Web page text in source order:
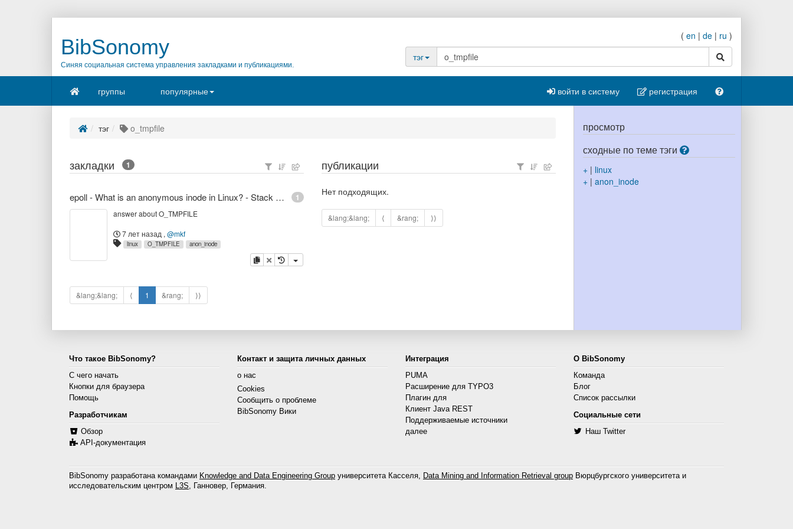
BibSonomy
Синяя социальная система управления закладками и публикациями.
( en | de | ru )
тэг
поиск
группы популярные войти в систему регистрация
тэг o_tmpfile
закладки 1
1
epoll - What is an anonymous inode in Linux? - Stack Overflow
answer about O_TMPFILE
7 лет назад , @mkf
linux O_TMPFILE anon_inode
копировать
удалить
&lang;&lang; ⟨ 1 &rang; ⟩⟩
публикации
Нет подходящих.
&lang;&lang; ⟨ &rang; ⟩⟩
просмотр
сходные по теме тэги
+| linux
+| anon_inode
Что такое BibSonomy?
С чего начать
Кнопки для браузера
Помощь
Разработчикам
Обзор
API-документация
Контакт и защита личных данных
о нас
Cookies
Сообщить о проблеме
BibSonomy Вики
Интеграция
PUMA
Расширение для TYPO3
Плагин для
Клиент Java REST
Поддерживаемые источники
далее
О BibSonomy
Команда
Блог
Список рассылки
Социальные сети
Наш Twitter
BibSonomy разработана командами Knowledge and Data Engineering Group университета Касселя, Data Mining and Information Retrieval group Вюрцбургского университета и
исследовательским центром L3S, Ганновер, Германия.